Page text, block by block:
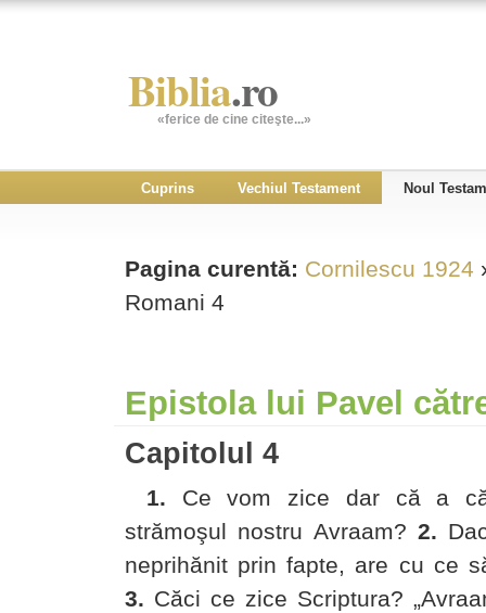
Biblia.ro
«ferice de cine citeşte...»
Cuprins Vechiul Testament Noul
Pagina curentă: Cornilescu 1924
Romani 4
Epistola lui Pavel
Capitolul 4
1. Ce vom zice dar că a
strămoşul nostru Avraam? 2.
neprihănit prin fapte, are cu ce
3. Căci ce zice Scriptura?